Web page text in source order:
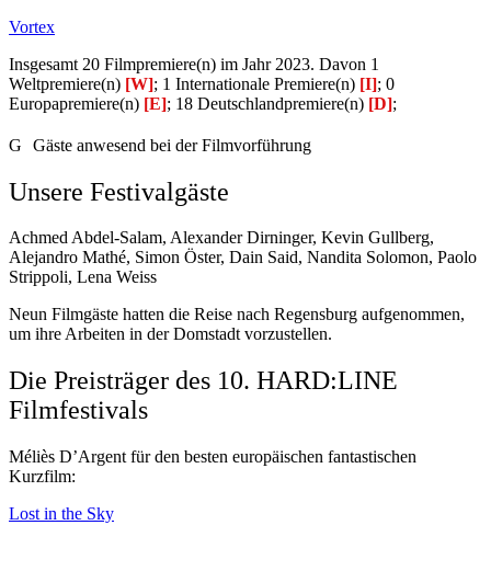
Vortex
Insgesamt 20 Filmpremiere(n) im Jahr 2023. Davon 1
Weltpremiere(n) [W]; 1 Internationale Premiere(n) [I]; 0
Europapremiere(n) [E]; 18 Deutschlandpremiere(n) [D];
G Gäste anwesend bei der Filmvorführung
Unsere Festivalgäste
Achmed Abdel-Salam, Alexander Dirninger, Kevin Gullberg,
Alejandro Mathé, Simon Öster, Dain Said, Nandita Solomon, Paolo
Strippoli, Lena Weiss
Neun Filmgäste hatten die Reise nach Regensburg aufgenommen,
um ihre Arbeiten in der Domstadt vorzustellen.
Die Preisträger des 10. HARD:LINE
Filmfestivals
Méliès D’Argent für den besten europäischen fantastischen
Kurzfilm:
Lost in the Sky